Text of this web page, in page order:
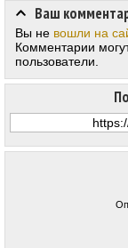
Ваш
Вы не вошли на
Комментарии
пользователи.